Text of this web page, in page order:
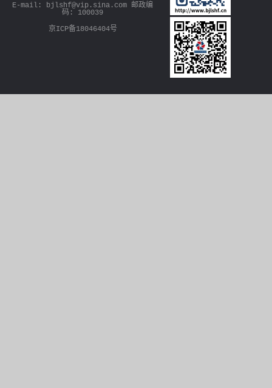
E-mail: bjlshf@vip.sina.com 邮政编
码: 100039
京ICP备18046404号